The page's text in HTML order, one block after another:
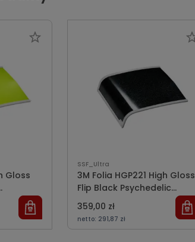
Gloss
SSF_Ultra
3M Folia HGP221 High Gloss
Flip Black Psychedelic
Czarny Kameleon Wysoki
połysk
359,00 zł
netto: 291,87 zł